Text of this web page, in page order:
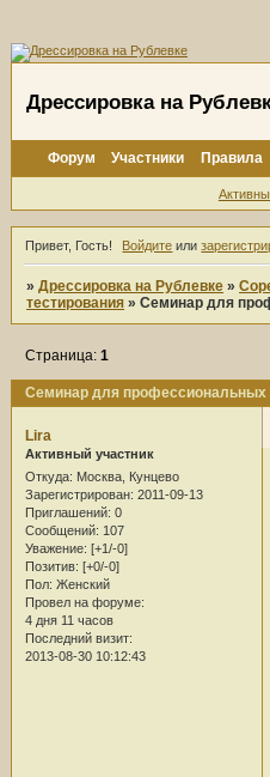
Дрессировка на
Форум Участники Правила
Привет, Гость! Войдите или
»Дрессировка на Рублевке »
тестирования »Семинар для
Семинар для профессиональных
Страница:1
Lira
Активный участник
Откуда: Москва, Кунцево
Зарегистрирован: 2011-09-13
Приглашений: 0
Сообщений: 107
Уважение: [+1/-0]
Позитив: [+0/-0]
Пол: Женский
Провел на форуме:
4 дня 11 часов
Последний визит:
2013-08-30 10:12:43